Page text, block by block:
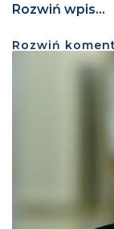
Rozwiń wpis...
Rozwiń